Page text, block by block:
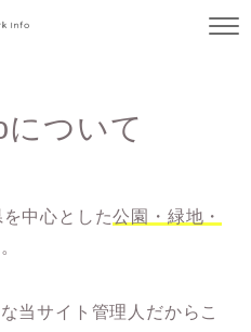
Info
ついて
中心とした公園・緑地・
当サイト管理人だからこ